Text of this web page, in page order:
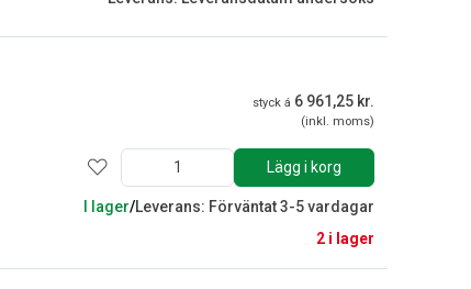
styck á 6 961,25 kr.
(inkl. moms)
Lägg i korg
I lager/Leverans: Förväntat 3-5 vardagar
2 i lager